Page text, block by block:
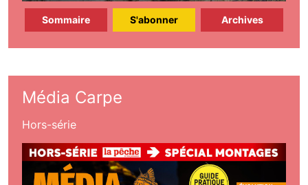
Sommaire S'abonner Archives
Média Carpe
Hors-série